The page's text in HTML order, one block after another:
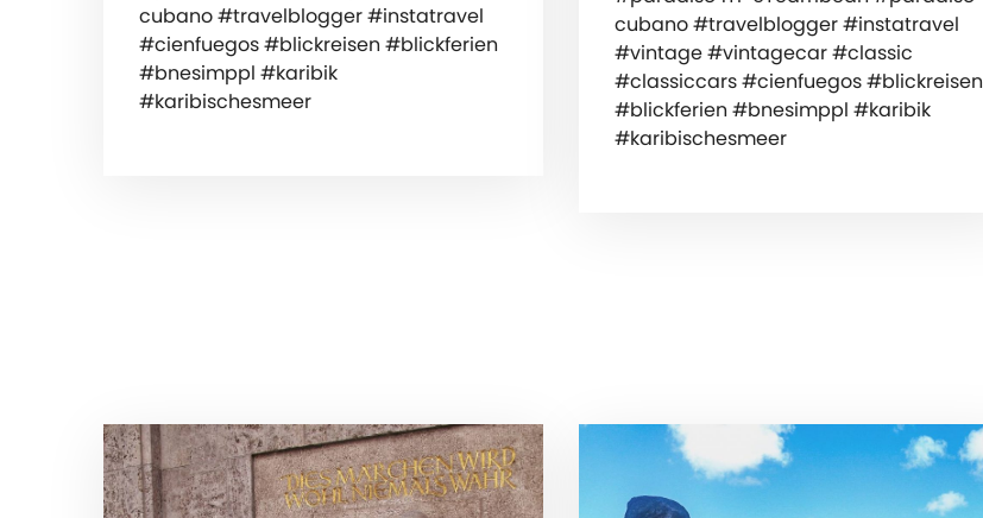
cubano #travelblogger #instatravel
#cienfuegos #blickreisen #blickferien
#bnesimppl #karibik
#karibischesmeer
cubano #travelblogger #instatravel
#vintage #vintagecar #classic
#classiccars #cienfuegos #blickreisen
#blickferien #bnesimppl #karibik
#karibischesmeer